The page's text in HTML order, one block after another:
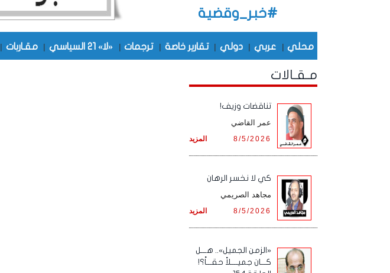
#خبر_وقضية
محلي | عربي | دولي | تقارير خاصة | ترجمات | «لا» 21 السياسي | مقـاربات |
مـقـالات
تناقضات وزيف!
عمر القاضي
المزيد 8/5/2026
كي لا نخسر الرهان
مجاهد الصريمي
المزيد 8/5/2026
«الزمن الجميل».. هـــل
كـــان جميــــلاً حقـــاً؟!